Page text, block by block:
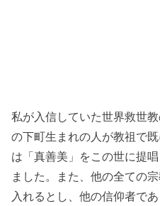
私が入信していた世界救世
の下町生まれの人が教祖で
は「真善美」をこの世に提
ました。また、他の全ての
入れるとし、他の信仰者で